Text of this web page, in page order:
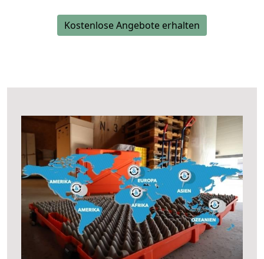
Kostenlose Angebote erhalten